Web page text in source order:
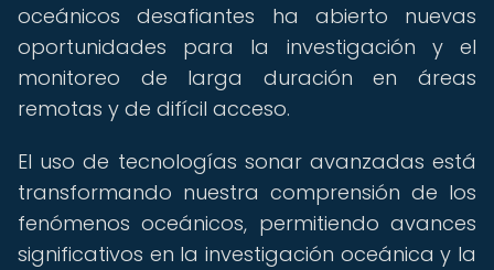
oceánicos desafiantes ha abierto nuevas
oportunidades para la investigación y el
monitoreo de larga duración en áreas
remotas y de difícil acceso.
El uso de tecnologías sonar avanzadas está
transformando nuestra comprensión de los
fenómenos oceánicos, permitiendo avances
significativos en la investigación oceánica y la